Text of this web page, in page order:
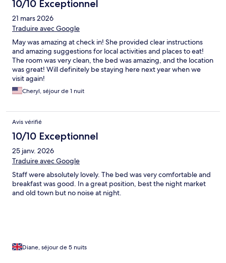
10/10 Exceptionnel
21 mars 2026
Traduire avec Google
May was amazing at check in! She provided clear instructions
and amazing suggestions for local activities and places to eat!
The room was very clean, the bed was amazing, and the location
was great! Will definitely be staying here next year when we
visit again!
Cheryl, séjour de 1 nuit
Avis vérifié
10/10 Exceptionnel
25 janv. 2026
Traduire avec Google
Staff were absolutely lovely. The bed was very comfortable and
breakfast was good. In a great position, best the night market
and old town but no noise at night.
Diane, séjour de 5 nuits